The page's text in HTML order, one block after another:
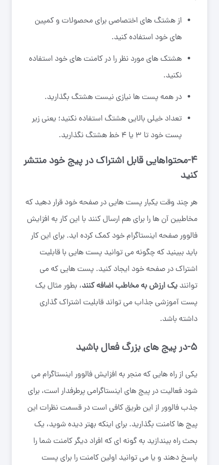
از هشتگ های اختصاصی برای محصولات و کمپین
های خود استفاده کنید.
هشتک های مورد نظر را در کامنت های خود استفاده
نکنید.
در همه پست ها نیازی نیست هشتگ بگذارید.
تعداد خیلی بالایی هشتگ استفاده نکنید؛ یعنی زیر
پست خود تا ۳ یا ۴ خط هشتگ نگذارید.
۴-محتواهایی قابل اشتراک در پیج خود منتشر
کنید
هر چند وقت یکبار پست هایی در صفحه خود قرار دهید که
مخاطبین آن ها را برای هم ارسال کنند با این کار به افزایش
فالوور صفحه اینستاگرام خود کمک کرده اید. برای این کار
باید ببینید که چگونه می توانید پست هایی با قابلیت
اشتراک در صفحه خود ایجاد کنید. پست هایی که می
توانند یک ارزش به مخاطب اضافه کنند، بطور مثال یک
پست آموزشی جذاب می تواند قابلیت اشتراک گذاری
داشته باشد.
۵-در پیج های بزرگ فعال باشید
یکی از راه هایی که منجر به افزایش فالوور اینستاگرام ‌‌می
شود فعالیت در پیج های اینستاگرامی پرطرفدار است، برای
جذب فالوور از این طریق کافی است در قسمت نظرات این
پیج ها کامنت بگذارید. برای اینکه بهتر دیده شوید، یک
بحث راه بیندازید به گونه ای که افراد دیگر کامنت شما را
پاسخ دهند و یا می توانید اولین کامنت را برای پست